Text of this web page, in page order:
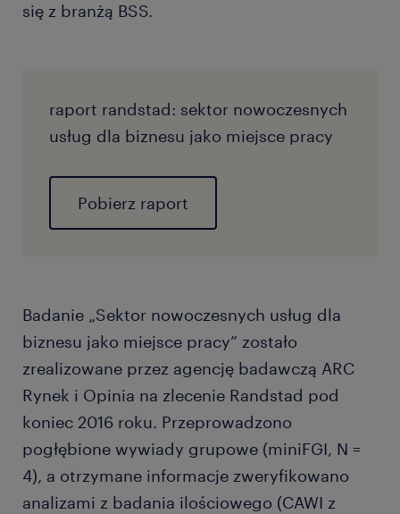
się z branżą BSS.
raport randstad: sektor nowoczesnych
usług dla biznesu jako miejsce pracy
Pobierz raport
Badanie „Sektor nowoczesnych usług dla
biznesu jako miejsce pracy” zostało
zrealizowane przez agencję badawczą ARC
Rynek i Opinia na zlecenie Randstad pod
koniec 2016 roku. Przeprowadzono
pogłębione wywiady grupowe (miniFGI, N =
4), a otrzymane informacje zweryfikowano
analizami z badania ilościowego (CAWI z